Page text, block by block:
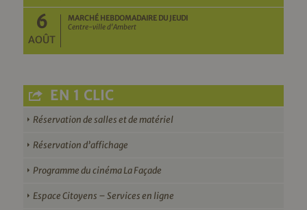
6
AOÛT
MARCHÉ HEBDOMADAIRE DU JEUDI
Centre-ville d'Ambert
EN 1 CLIC
Réservation de salles et de matériel
Réservation d’affichage
Programme du cinéma La Façade
Espace Citoyens – Services en ligne